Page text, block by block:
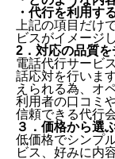
・代行を利用す
上記の項目だけ
ビスがイメージ
2．対応の品質
電話代行サービ
話応対を行いま
えられる為、オ
利用者の口コミ
信頼できる代行
３．価格から選
低価格でシンプ
ビス、好みに内